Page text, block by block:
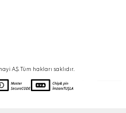
A.Ş. Tüm hakları saklıdır.